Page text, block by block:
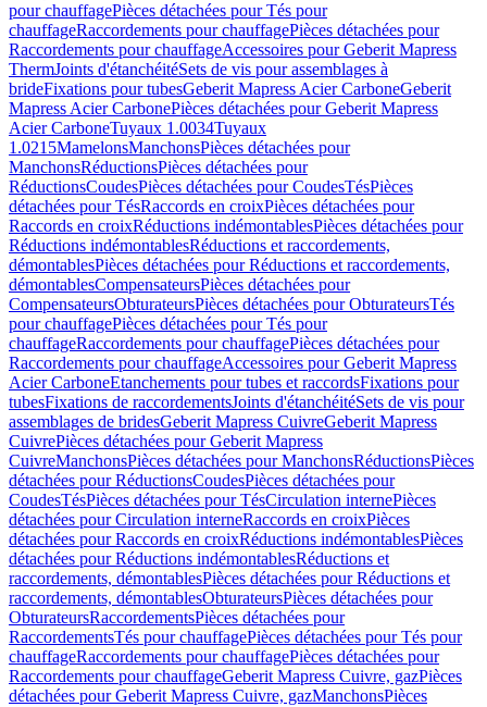
pour chauffagePièces détachées pour Tés pour
chauffageRaccordements pour chauffagePièces détachées pour
Raccordements pour chauffageAccessoires pour Geberit Mapress
ThermJoints d'étanchéitéSets de vis pour assemblages à
brideFixations pour tubesGeberit Mapress Acier CarboneGeberit
Mapress Acier CarbonePièces détachées pour Geberit Mapress
Acier CarboneTuyaux 1.0034Tuyaux
1.0215MamelonsManchonsPièces détachées pour
ManchonsRéductionsPièces détachées pour
RéductionsCoudesPièces détachées pour CoudesTésPièces
détachées pour TésRaccords en croixPièces détachées pour
Raccords en croixRéductions indémontablesPièces détachées pour
Réductions indémontablesRéductions et raccordements,
démontablesPièces détachées pour Réductions et raccordements,
démontablesCompensateursPièces détachées pour
CompensateursObturateursPièces détachées pour ObturateursTés
pour chauffagePièces détachées pour Tés pour
chauffageRaccordements pour chauffagePièces détachées pour
Raccordements pour chauffageAccessoires pour Geberit Mapress
Acier CarboneEtanchements pour tubes et raccordsFixations pour
tubesFixations de raccordementsJoints d'étanchéitéSets de vis pour
assemblages de bridesGeberit Mapress CuivreGeberit Mapress
CuivrePièces détachées pour Geberit Mapress
CuivreManchonsPièces détachées pour ManchonsRéductionsPièces
détachées pour RéductionsCoudesPièces détachées pour
CoudesTésPièces détachées pour TésCirculation internePièces
détachées pour Circulation interneRaccords en croixPièces
détachées pour Raccords en croixRéductions indémontablesPièces
détachées pour Réductions indémontablesRéductions et
raccordements, démontablesPièces détachées pour Réductions et
raccordements, démontablesObturateursPièces détachées pour
ObturateursRaccordementsPièces détachées pour
RaccordementsTés pour chauffagePièces détachées pour Tés pour
chauffageRaccordements pour chauffagePièces détachées pour
Raccordements pour chauffageGeberit Mapress Cuivre, gazPièces
détachées pour Geberit Mapress Cuivre, gazManchonsPièces